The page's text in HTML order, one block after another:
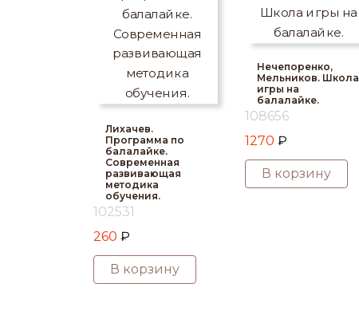
Лихачев.
Программа по
балалайке.
Современная
развивающая
методика
обучения.
102531
260 ₽
В корзину
Нечепоренко,
Мельников. Школа
игры на
балалайке.
108656
1270 ₽
В корзину